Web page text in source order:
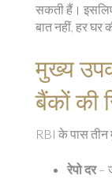
सकती हैं। इसलिए
बात नहीं, हर घर
मुख्य
बैंकों की
RBI के पास
रेपो दर–